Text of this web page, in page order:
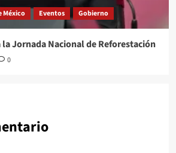
México Eventos Gobierno
la Jornada Nacional de Reforestación
0